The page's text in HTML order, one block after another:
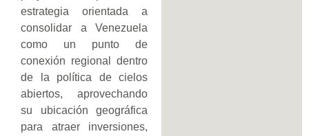
estrategia orientada a
consolidar a Venezuela
como un punto de
conexión regional dentro
de la política de cielos
abiertos, aprovechando
su ubicación geográfica
para atraer inversiones,